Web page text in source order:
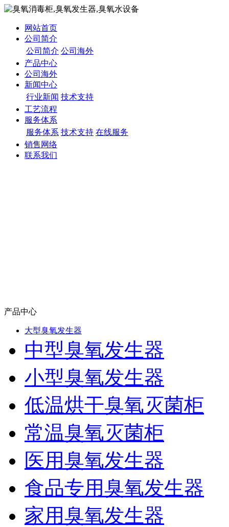
网站首页
公司简介
公司简介 公司海外
产品中心
公司海外
新闻中心
行业新闻 技术支持
工艺流程
服务体系
服务体系 技术支持 在线服务
销售网络
联系我们
产品中心
大型臭氧发生器
中型臭氧发生器
小型臭氧发生器
低温烘干臭氧灭菌柜
常温臭氧灭菌柜
医用臭氧发生器
食品专用臭氧发生器
家用臭氧发生器